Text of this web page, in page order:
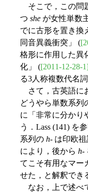
そこで，この問
つ she が女性単数
でに古形を置き換
同音異義衝突」 (
格形に作用した異
化」 ([2011-12-28-
る3人称複数代名
さて，古英語に
どうやら単数系列
に「非常に分かり
う．Lass (141) を
系列の h- は印欧
により，後から h-
てこそ有用なマー
せた，と解釈でき
なお，上で述べ